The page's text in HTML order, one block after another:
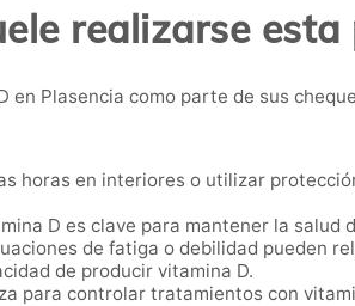
realizarse esta
en Plasencia como parte de sus
horas en interiores o utilizar
D es clave para mantener la salud
de fatiga o debilidad pueden
de producir vitamina D.
para controlar tratamientos con